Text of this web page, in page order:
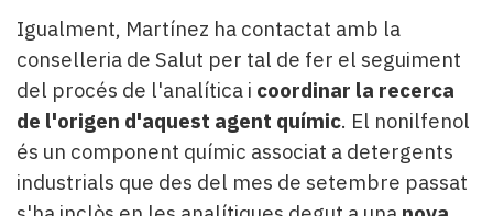
Igualment, Martínez ha contactat amb la
conselleria de Salut per tal de fer el seguiment
del procés de l'analítica i coordinar la recerca
de l'origen d'aquest agent químic. El nonilfenol
és un component químic associat a detergents
industrials que des del mes de setembre passat